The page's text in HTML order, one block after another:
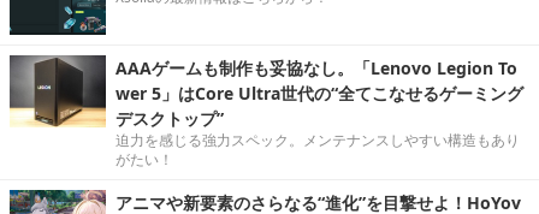
AAAゲームも制作も妥協なし。「Lenovo Legion To
wer 5」はCore Ultra世代の“全てこなせるゲーミング
デスクトップ”
迫力を感じる強力スペック。メンテナンスしやすい構造もあり
がたい！
アニマや新要素のさらなる“進化”を目撃せよ！HoYov